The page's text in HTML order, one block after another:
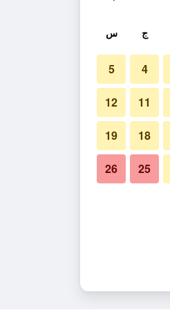
ج س
4
5
11
12
18
19
25
26